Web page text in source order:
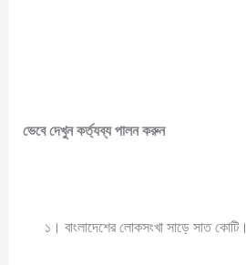
ভেবেদেখুন কর্ত্যব্য পালন করুন
১। বাংলাদেশের লোকসংখা সাড়ে সাত কোটি।